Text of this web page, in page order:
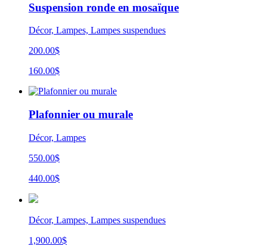
Suspension ronde en mosaïque
Décor, Lampes, Lampes suspendues
200.00$
160.00$
Plafonnier ou murale
Décor, Lampes
550.00$
440.00$
Décor, Lampes, Lampes suspendues
1,900.00$